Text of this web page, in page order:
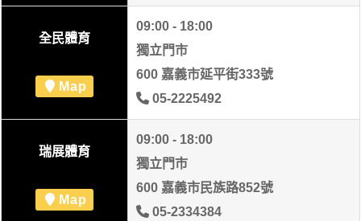
全民體育
Map
09:00 - 18:00
獨立門市
600 嘉義市延平街333號
05-2225492
瑞展體育
Map
09:00 - 18:00
獨立門市
600 嘉義市民族路852號
05-2334384